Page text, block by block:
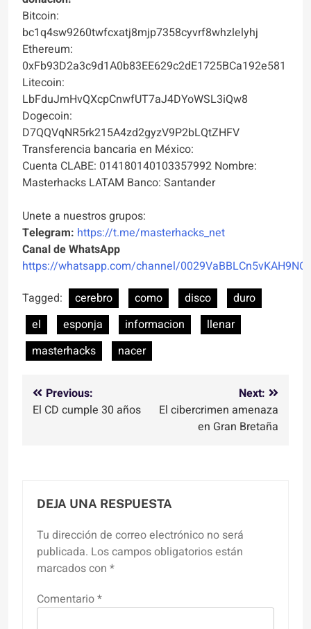
Bitcoin:
bc1q4sw9260twfcxatj8mjp7358cyvrf8whzlelyhj
Ethereum:
0xFb93D2a3c9d1A0b83EE629c2dE1725BCa192e581
Litecoin:
LbFduJmHvQXcpCnwfUT7aJ4DYoWSL3iQw8
Dogecoin:
D7QQVqNR5rk215A4zd2gyzV9P2bLQtZHFV
Transferencia bancaria en México:
Cuenta CLABE: 014180140103357992 Nombre:
Masterhacks LATAM Banco: Santander
Unete a nuestros grupos:
Telegram: https://t.me/masterhacks_net
Canal de WhatsApp
https://whatsapp.com/channel/
Tagged:
cerebro como disco
duro
el
esponja informacion
llenar
masterhacks
nacer
Navegación
de
Previous:
El CD cumple 30 años
Next:
El cibercrimen amenaza
en Gran Bretaña
DEJA UNA RESPUESTA
Tu dirección de correo electrónico no será
publicada. Los campos obligatorios están
marcados con *
Comentario*